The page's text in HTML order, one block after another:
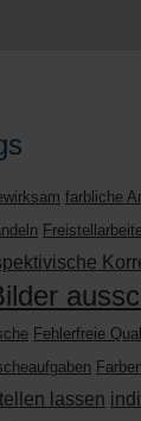
farbliche
Fehlerfreie
lassen